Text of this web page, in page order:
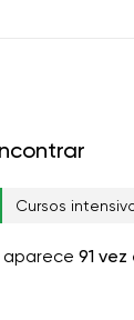
Cursos
aparece 91 vez